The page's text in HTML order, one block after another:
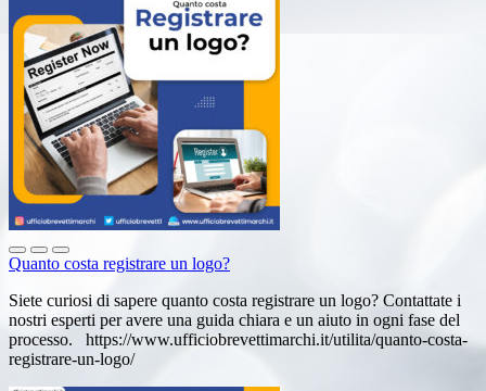
Quanto costa registrare un logo?
Siete curiosi di sapere quanto costa registrare un logo? Contattate i
nostri esperti per avere una guida chiara e un aiuto in ogni fase del
processo. https://www.ufficiobrevettimarchi.it/utilita/quanto-costa-
registrare-un-logo/